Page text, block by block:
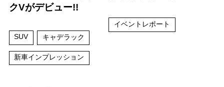
クVがデビュー!!
SUV キャデラック
新車インプレッション
イベントレポート